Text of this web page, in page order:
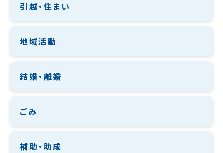
引越・住まい
地域活動
結婚・離婚
ごみ
補助・助成